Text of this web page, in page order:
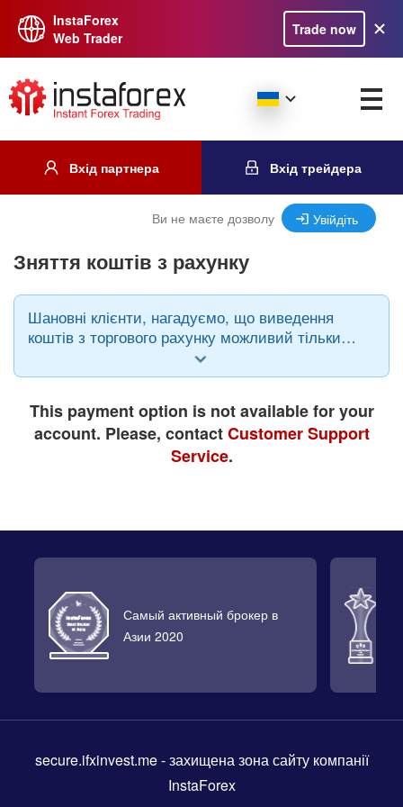
InstaForex
Web Trader
Trade now
Вхід партнера Вхід трейдера
Ви не маєте дозволу Увійдіть
Зняття коштів з рахунку
Шановні клієнти, нагадуємо, що виведення
коштів з торгового рахунку можливий тільки
при використанні тієї ж платіжної системи,
через яку відбувалося поповнення і в тій же
This payment option is not available for your
account. Please, contactCustomer Support
Service.
Самый активный брокер в
Азии 2020
secure.ifxinvest.me- захищена зона сайту компанії
InstaForex